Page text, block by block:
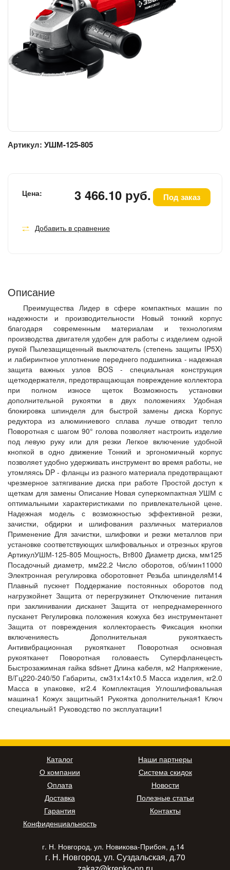
Артикул: УШМ-125-805
Цена: 3 466.10 руб. Под заказ
Добавить в сравнение
Описание
Преимущества Лидер в сфере компактных машин по
надежности и производительности Новый тонкий корпус
благодаря современным материалам и технологиям
производства двигателя удобен для работы с изделием одной
рукой Пылезащищенный выключатель (степень защиты IP5X)
и лабиринтное уплотнение переднего подшипника - надежная
защита важных узлов BOS - специальная конструкция
щеткодержателя, предотвращающая повреждение коллектора
при полном износе щеток Возможность установки
дополнительной рукоятки в двух положениях Удобная
блокировка шпинделя для быстрой замены диска Корпус
редуктора из алюминиевого сплава лучше отводит тепло
Поворотная с шагом 90° голова позволяет настроить изделие
под левую руку или для резки Легкое включение удобной
кнопкой в одно движение Тонкий и эргономичный корпус
позволяет удобно удерживать инструмент во время работы, не
утомляясь DP - фланцы из разного материала предотвращают
чрезмерное затягивание диска при работе Простой доступ к
щеткам для замены Описание Новая суперкомпактная УШМ с
оптимальными характеристиками по привлекательной цене.
Надежная модель с возможностью эффективной резки,
зачистки, обдирки и шлифования различных материалов
Применение Для зачистки, шлифовки и резки металлов при
установке соответствующих шлифовальных и отрезных кругов
АртикулУШМ-125-805 Мощность, Вт800 Диаметр диска, мм125
Посадочный диаметр, мм22.2 Число оборотов, об/мин11000
Электронная регулировка оборотовнет Резьба шпинделяМ14
Плавный пускнет Поддержание постоянных оборотов под
нагрузкойнет Защита от перегрузкинет Отключение питания
при заклинивании дисканет Защита от непреднамеренного
пусканет Регулировка положения кожуха без инструментанет
Защита от повреждения коллектораесть Фиксация кнопки
включенияесть Дополнительная рукояткаесть
Антивибрационная рукоятканет Поворотная основная
рукоятканет Поворотная головаесть Суперфланецесть
Быстрозажимная гайка sdsнет Длина кабеля, м2 Напряжение,
В/Гц220-240/50 Габариты, см31х14х10.5 Масса изделия, кг2.0
Масса в упаковке, кг2.4 Комплектация Углошлифовальная
машина1 Кожух защитный1 Рукоятка дополнительная1 Ключ
специальный1 Руководство по эксплуатации1
Каталог
О компании
Оплата
Доставка
Гарантия
Конфиденциальность
Наши партнеры
Система скидок
Новости
Полезные статьи
Контакты
г. Н. Новгород, ул. Новикова-Прибоя, д.14
г. Н. Новгород, ул. Суздальская, д.70